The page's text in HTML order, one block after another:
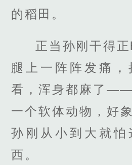
的稻田。
正当孙刚干得
腿上一阵阵发痛，
看，浑身都麻了――
一个软体动物，好
孙刚从小到大就怕
西。